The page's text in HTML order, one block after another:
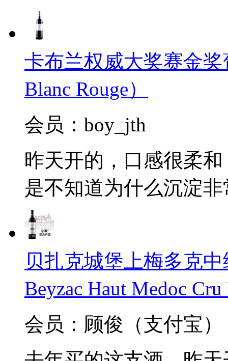
卡布兰权威大奖赛金奖
Blanc Rouge）
会员：boy_jth
昨天开的，口感很柔
是不知道为什么沉淀非
贝扎克城堡上梅多克
Beyzac Haut Medoc
会员：顾俊（支付宝）